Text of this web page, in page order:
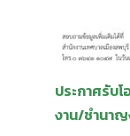
ประกาศรับ
งาน/ชำนาญ